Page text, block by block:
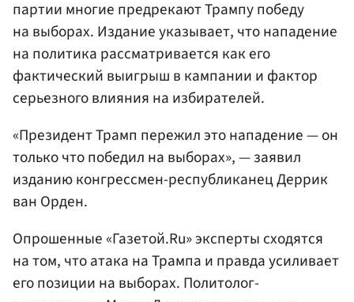
партии многие предрекают Трампу победу
на выборах. Издание указывает, что нападение
на политика рассматривается как его
фактический выигрыш в кампании и фактор
серьезного влияния на избирателей.
«Президент Трамп пережил это нападение — он
только что победил на выборах», — заявил
изданию конгрессмен-республиканец Деррик
ван Орден.
Опрошенные «Газетой.Ru» эксперты сходятся
на том, что атака на Трампа и правда усиливает
его позиции на выборах. Политолог-